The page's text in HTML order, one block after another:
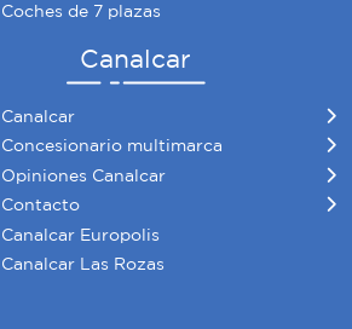
Coches de 7 plazas
Canalcar
Canalcar
Concesionario multimarca
Opiniones Canalcar
Contacto
Canalcar Europolis
Canalcar Las Rozas